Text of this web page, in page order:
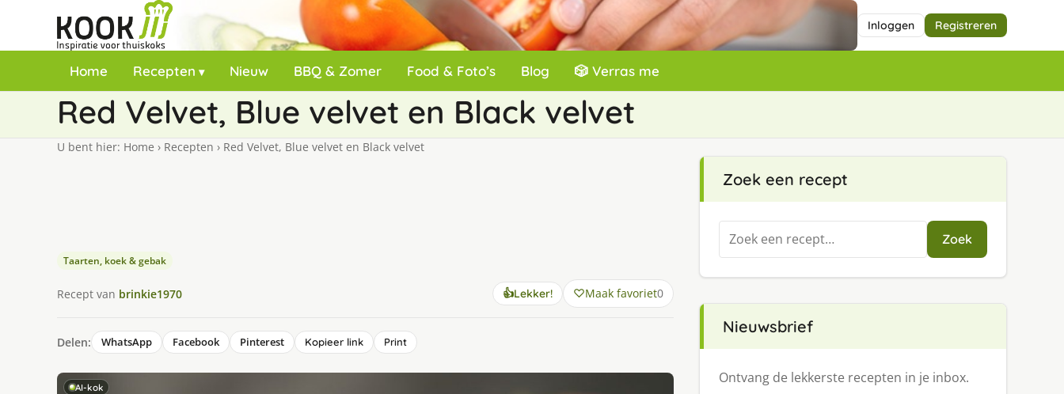
Inloggen Registreren
Home Recepten Nieuw BBQ & Zomer Food & Foto’s Blog 🎲 Verras me
Red Velvet, Blue velvet en Black velvet
U bent hier: Home › Recepten › Red Velvet, Blue velvet en Black velvet
Taarten, koek & gebak
Recept van brinkie1970 👍Lekker! Maak favoriet0
Delen: WhatsApp Facebook Pinterest Kopieer link Print
AI-kok
Zoek een recept
Zoeken
naar:
Zoek
Nieuwsbrief
Ontvang de lekkerste recepten in je inbox.